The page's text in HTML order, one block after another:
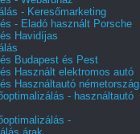
- Keresőmarketing
- Eladó használt Porsche
Havidíjas
Budapest és Pest
Használt elektromos autó
Használtautó németország
- használtautó
-
árak